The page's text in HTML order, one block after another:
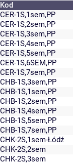
Kod
CER-1S,1sem,PP
CER-1S,2sem,PP
CER-1S,3sem,PP
CER-1S,4sem,PP
CER-1S,5sem,PP
CER-1S,6SEM,PP
CER-1S,7sem,PP
CHB-1S,3sem,PP
CHB-1S,1sem,PP
CHB-1S,2sem,PP
CHB-1S,4sem,PP
CHB-1S,5sem,PP
CHB-1S,7sem,PP
CHK-2S,1sem-Łódź
CHK-2S,2sem
CHK-2S,3sem